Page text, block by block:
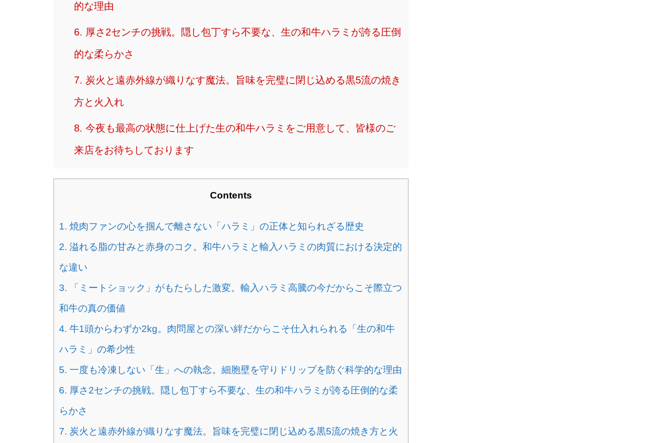
的な理由
6. 厚さ2センチの挑戦。隠し包丁すら不要な、生の和牛ハラミが誇る圧倒
的な柔らかさ
7. 炭火と遠赤外線が織りなす魔法。旨味を完璧に閉じ込める黒5流の焼き
方と火入れ
8. 今夜も最高の状態に仕上げた生の和牛ハラミをご用意して、皆様のご
来店をお待ちしております
Contents
1. 焼肉ファンの心を掴んで離さない「ハラミ」の正体と知られざる歴史
2. 溢れる脂の甘みと赤身のコク。和牛ハラミと輸入ハラミの肉質における決定的
な違い
3. 「ミートショック」がもたらした激変。輸入ハラミ高騰の今だからこそ際立つ
和牛の真の価値
4. 牛1頭からわずか2kg。肉問屋との深い絆だからこそ仕入れられる「生の和牛
ハラミ」の希少性
5. 一度も冷凍しない「生」への執念。細胞壁を守りドリップを防ぐ科学的な理由
6. 厚さ2センチの挑戦。隠し包丁すら不要な、生の和牛ハラミが誇る圧倒的な柔
らかさ
7. 炭火と遠赤外線が織りなす魔法。旨味を完璧に閉じ込める黒5流の焼き方と火